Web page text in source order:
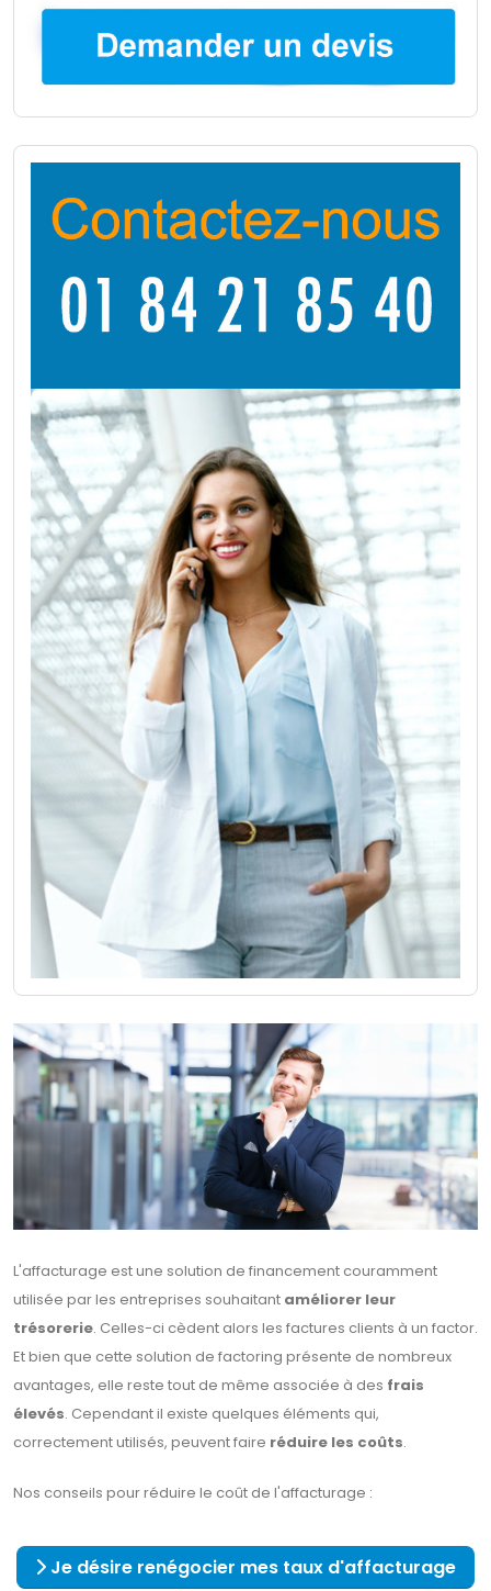
L'affacturage est une solution de financement couramment
utilisée par les entreprises souhaitant améliorer leur
trésorerie. Celles-ci cèdent alors les factures clients à un factor.
Et bien que cette solution de factoring présente de nombreux
avantages, elle reste tout de même associée à des frais
élevés. Cependant il existe quelques éléments qui,
correctement utilisés, peuvent faire réduire les coûts.
Nos conseils pour réduire le coût de l'affacturage :
Je désire renégocier mes taux d'affacturage